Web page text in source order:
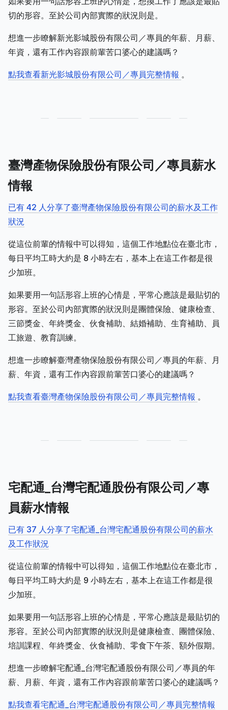
切的形容。至於公司內部實際的狀況則是。
想進一步瞭解新光影城股份有限公司／專員的年薪、月薪、
年資，還有工作內容跟前輩苦口婆心的建議嗎？
點我查看新光影城股份有限公司／專員完整情報 。
臺灣產物保險股份有限公司／專員薪水
情報
已有 42 人分享了臺灣產物保險股份有限公司的薪水及工作
狀況
從這位前輩的情報中可以得知，這個工作地點位在臺北市，
每日平均工時大約是 8 小時左右，基本上在這工作都是很
少加班。
如果要用一句話形容上班的心情是，平常心應該是最貼切的
形容。至於公司內部實際的狀況則是團體保險、健康檢查、
三節獎金、年終獎金、伙食補助、結婚補助、生育補助、員
工旅遊、教育訓練。
想進一步瞭解臺灣產物保險股份有限公司／專員的年薪、月
薪、年資，還有工作內容跟前輩苦口婆心的建議嗎？
點我查看臺灣產物保險股份有限公司／專員完整情報 。
宅配通_台灣宅配通股份有限公司／專
員薪水情報
已有 37 人分享了宅配通_台灣宅配通股份有限公司的薪水
及工作狀況
從這位前輩的情報中可以得知，這個工作地點位在臺北市，
每日平均工時大約是 9 小時左右，基本上在這工作都是很
少加班。
如果要用一句話形容上班的心情是，平常心應該是最貼切的
形容。至於公司內部實際的狀況則是健康檢查、團體保險、
培訓課程、年終獎金、伙食補助、零食下午茶、額外假期。
想進一步瞭解宅配通_台灣宅配通股份有限公司／專員的年
薪、月薪、年資，還有工作內容跟前輩苦口婆心的建議嗎？
點我查看宅配通_台灣宅配通股份有限公司／專員完整情報